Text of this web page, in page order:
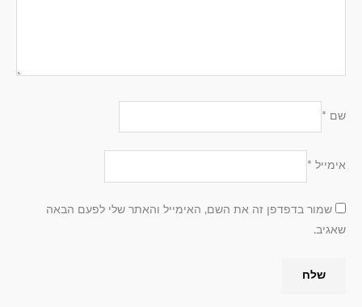
שם *
אימייל *
שמור בדפדפן זה את השם, האימייל והאתר שלי לפעם הבאה
שאגיב.